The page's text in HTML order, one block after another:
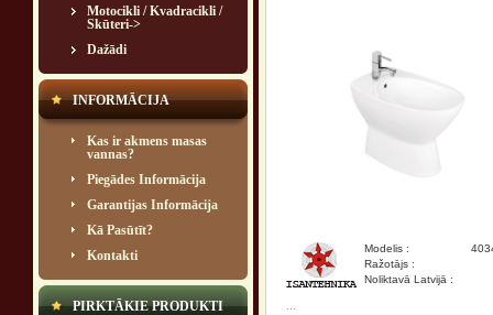
Motocikli / Kvadracikli /
Skūteri->
Dažādi
INFORMĀCIJA
Kas ir akmens masas
vannas?
Piegādes Informācija
Garantijas Informācija
Kā Pasūtīt?
Kontakti
PIRKTĀKIE PRODUKTI
Modelis :
Ražotājs :
Noliktavā Latvijā :